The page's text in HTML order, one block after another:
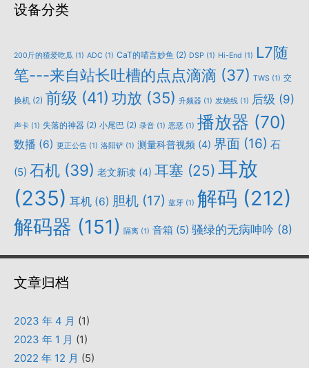
设备分类
200斤的猹爱吃瓜 (1) ADC (1) CaT的喵言妙鱼 (2) DSP (1) Hi-End (1) L7随
笔---来自站长吐槽的点点滴滴 (37) TWS (1) 交
换机 (2) 前级 (41) 功放 (35) 升频器 (1) 发烧线 (1) 后级 (9)
声卡 (1) 失落的神器 (2) 小尾巴 (2) 录音 (1) 恶恶 (1) 播放器 (70)
数播 (6) 更正公告 (1) 洛阳铲 (1) 测量科普视频 (4) 界面 (16) 石
(5) 石机 (39) 老文新读 (4) 耳塞 (25) 耳放
(235) 耳机 (6) 胆机 (17) 蓝牙 (1) 解码 (212)
解码器 (151) 隔离 (1) 音箱 (5) 骚绿的无病呻吟 (8)
文章归档
2023 年 4 月 (1)
2023 年 1 月 (1)
2022 年 12 月 (5)